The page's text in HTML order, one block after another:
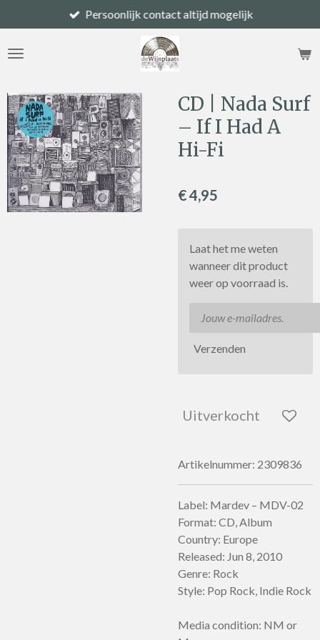
direct
naar
Persoonlijk contact altijd mogelijk
CD | Nada Surf
– If I Had A
Hi-Fi
€ 4,95
Laat het me weten
wanneer dit product
weer op voorraad is.
Verzenden
Uitverkocht
Artikelnummer: 2309836
Label: Mardev – MDV-02
Format: CD, Album
Country: Europe
Released: Jun 8, 2010
Genre: Rock
Style: Pop Rock, Indie Rock
Media condition: NM or